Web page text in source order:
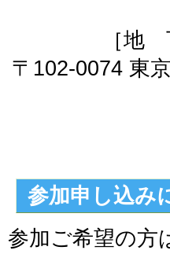
［地
〒102-0074 東
参加申し込み
参加ご希望の方